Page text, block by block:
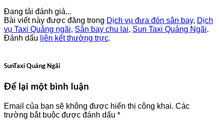
Đang tải đánh giá...
Bài viết này được đăng trong Dịch vụ đưa đón sân bay, Dịch
vụ Taxi Quảng ngãi, Sân bay chu lai, Sun Taxi Quảng Ngãi.
Đánh dấu liên kết thường trực.
SunTaxi Quảng Ngãi
Để lại một bình luận
Email của bạn sẽ không được hiển thị công khai. Các
trường bắt buộc được đánh dấu *